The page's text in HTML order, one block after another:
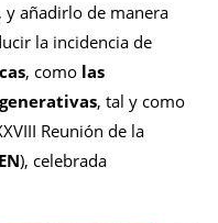
, y añadirlo de manera
la incidencia de
, como las
, tal y como
Reunión de la
), celebrada